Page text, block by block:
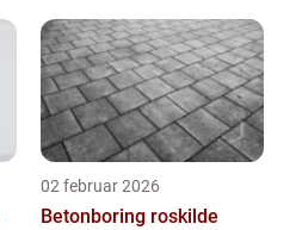
02 februar 2026
Betonboring roskilde